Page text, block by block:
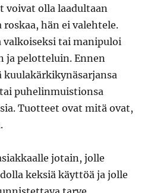
olla laadultaan
hän ei valehtele.
valkoiseksi tai manipuloi
ja pelotteluin. Ennen
kuulakärkikynäsarjansa
puhelinmuistionsa
Tuotteet ovat mitä ovat,
jotain, jolle
keksiä käyttöä ja jolle